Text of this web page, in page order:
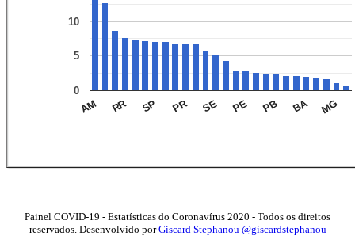
AM RR SP PR SE PE PB BA MG
0
5
10
Painel COVID-19 - Estatísticas do Coronavírus 2020 - Todos os direitos
reservados. Desenvolvido porGiscard Stephanou @giscardstephanou